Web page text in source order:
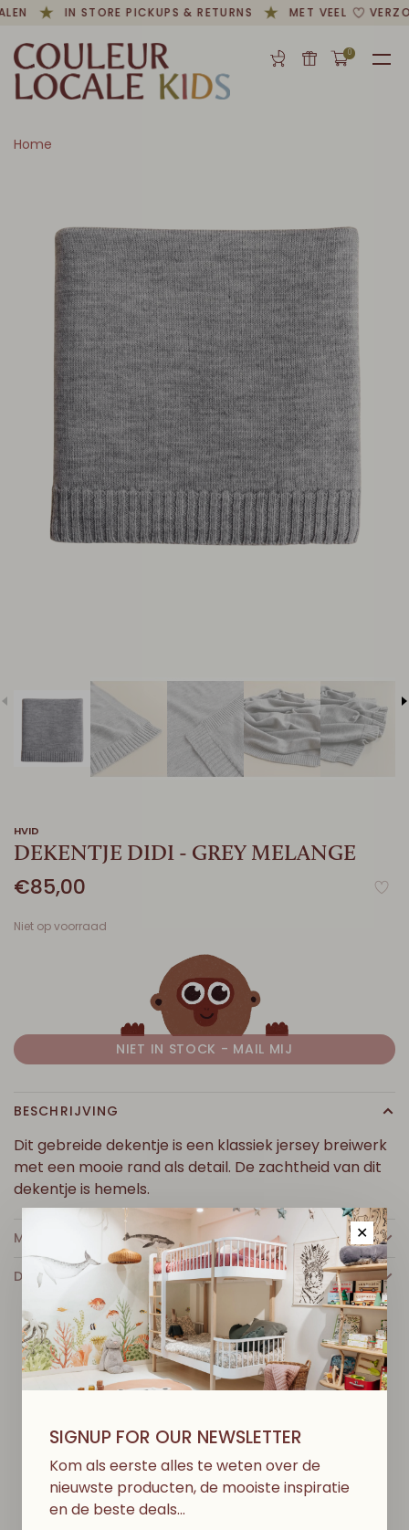
IN STORE PICKUPS & RETURNS MET VEEL
0
Home
HVID
DEKENTJE DIDI - GREY MELANGE
€85,00
Niet op voorraad
NIET IN STOCK - MAIL MIJ
BESCHRIJVING
Dit gebreide dekentje is een klassiek jersey breiwerk
met een mooie rand als detail. De zachtheid van dit
dekentje is hemels.
MEER INFO
DETAILS
DITVINDJEMISSCHIENOOKLEUK
✕
SIGNUP FOR OUR NEWSLETTER
Kom als eerste alles te weten over de
nieuwste producten, de mooiste inspiratie
en de beste deals…